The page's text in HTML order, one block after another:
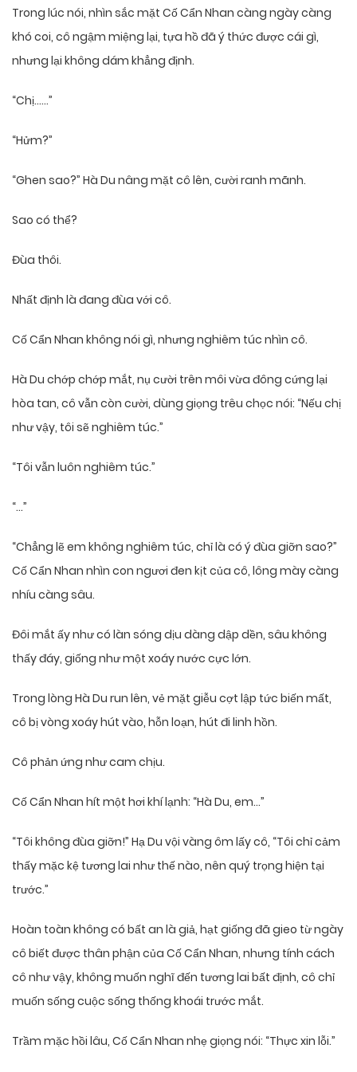
Trong lúc nói, nhìn sắc mặt Cố Cẩn Nhan càng ngày càng
khó coi, cô ngậm miệng lại, tựa hồ đã ý thức được cái gì,
nhưng lại không dám khẳng định.
“Chị……”
“Hửm?”
“Ghen sao?” Hà Du nâng mặt cô lên, cười ranh mãnh.
Sao có thể?
Đùa thôi.
Nhất định là đang đùa với cô.
Cố Cẩn Nhan không nói gì, nhưng nghiêm túc nhìn cô.
Hà Du chớp chớp mắt, nụ cười trên môi vừa đông cứng lại
hòa tan, cô vẫn còn cười, dùng giọng trêu chọc nói: “Nếu chị
như vậy, tôi sẽ nghiêm túc.”
“Tôi vẫn luôn nghiêm túc.”
“…”
“Chẳng lẽ em không nghiêm túc, chỉ là có ý đùa giỡn sao?”
Cố Cẩn Nhan nhìn con ngươi đen kịt của cô, lông mày càng
nhíu càng sâu.
Đôi mắt ấy như có làn sóng dịu dàng dập dền, sâu không
thấy đáy, giống như một xoáy nước cực lớn.
Trong lòng Hà Du run lên, vẻ mặt giễu cợt lập tức biến mất,
cô bị vòng xoáy hút vào, hỗn loạn, hút đi linh hồn.
Cô phản ứng như cam chịu.
Cố Cẩn Nhan hít một hơi khí lạnh: “Hà Du, em…”
“Tôi không đùa giỡn!” Hạ Du vội vàng ôm lấy cô, “Tôi chỉ cảm
thấy mặc kệ tương lai như thế nào, nên quý trọng hiện tại
trước.”
Hoàn toàn không có bất an là giả, hạt giống đã gieo từ ngày
cô biết được thân phận của Cố Cẩn Nhan, nhưng tính cách
cô như vậy, không muốn nghĩ đến tương lai bất định, cô chỉ
muốn sống cuộc sống thống khoái trước mắt.
Trầm mặc hồi lâu, Cố Cẩn Nhan nhẹ giọng nói: “Thực xin lỗi.”